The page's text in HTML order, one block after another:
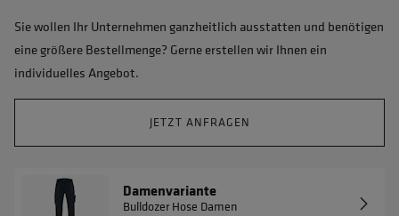
Sie wollen Ihr Unternehmen ganzheitlich ausstatten und benötigen
eine größere Bestellmenge? Gerne erstellen wir Ihnen ein
individuelles Angebot.
JETZT ANFRAGEN
Damenvariante
Bulldozer Hose Damen